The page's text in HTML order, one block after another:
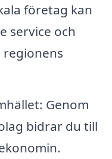
företag kan
service och
Genom
bidrar du till